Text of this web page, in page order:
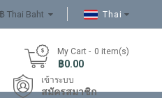
Thai
My Cart 0 item(s)
- ฿0.00
เข้าระบบ
สมัครสมาชิก